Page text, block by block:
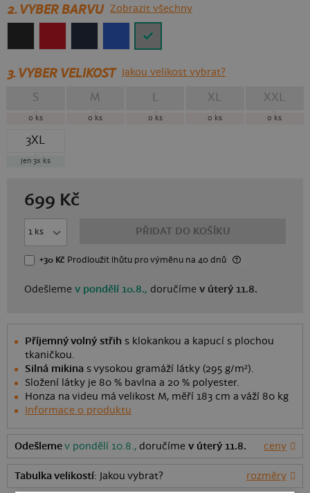
2. VYBER BARVU Zobrazit všechny
3.VYBER VELIKOST Jakou velikost vybrat?
S
0 ks
M
0 ks
L
0 ks
XL
0 ks
XXL
0 ks
3XL
jen 3x ks
699 Kč
PŘIDAT DO KOŠÍKU
+30 Kč Prodloužit lhůtupro výměnu na 40 dnů
Odešlemev pondělí 10.8., doručímev úterý 11.8.
Příjemný volný střih s klokankou a kapucí s plochou
tkaničkou.
Silná mikina s vysokou gramáží látky (295 g/m²).
Složení látky je 80 % bavlna a 20 % polyester.
Honza na videu má velikost M, měří 183 cm a váží 80 kg
Informace o produktu
Odešlemev pondělí 10.8., doručímev úterý 11.8. ceny
Tabulka velikostí: Jakou vybrat? rozměry